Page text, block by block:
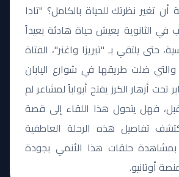
تغير نظرتك للحياة بالكامل؟ "تادا
الثانوية يعيش حياة هادئة بعيداً
حتى يلتقي بـ "تيريزا واغنر"، الفتاة
ضلت طريقها في شوارع اليابان
تحت أزهار الكرز يفتح أبواباً لمشاعر لم
فهل يتحول هذا اللقاء إلى قصة
تفاصيل هذه الرحلة العاطفية
بمشاهدة حلقات هذا الأنمي بجودة
أوتانيو.